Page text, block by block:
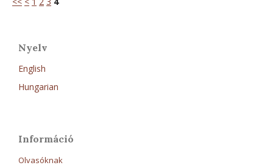
Nyelv
English
Hungarian
Információ
Olvasóknak